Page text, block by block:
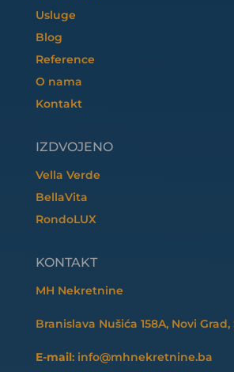
Usluge
Blog
Reference
O nama
Kontakt
IZDVOJENO
Vella Verde
BellaVita
RondoLUX
KONTAKT
MH Nekretnine
Branislava Nušića 158A, Novi Grad,
E-mail: info@mhnekretnine.ba